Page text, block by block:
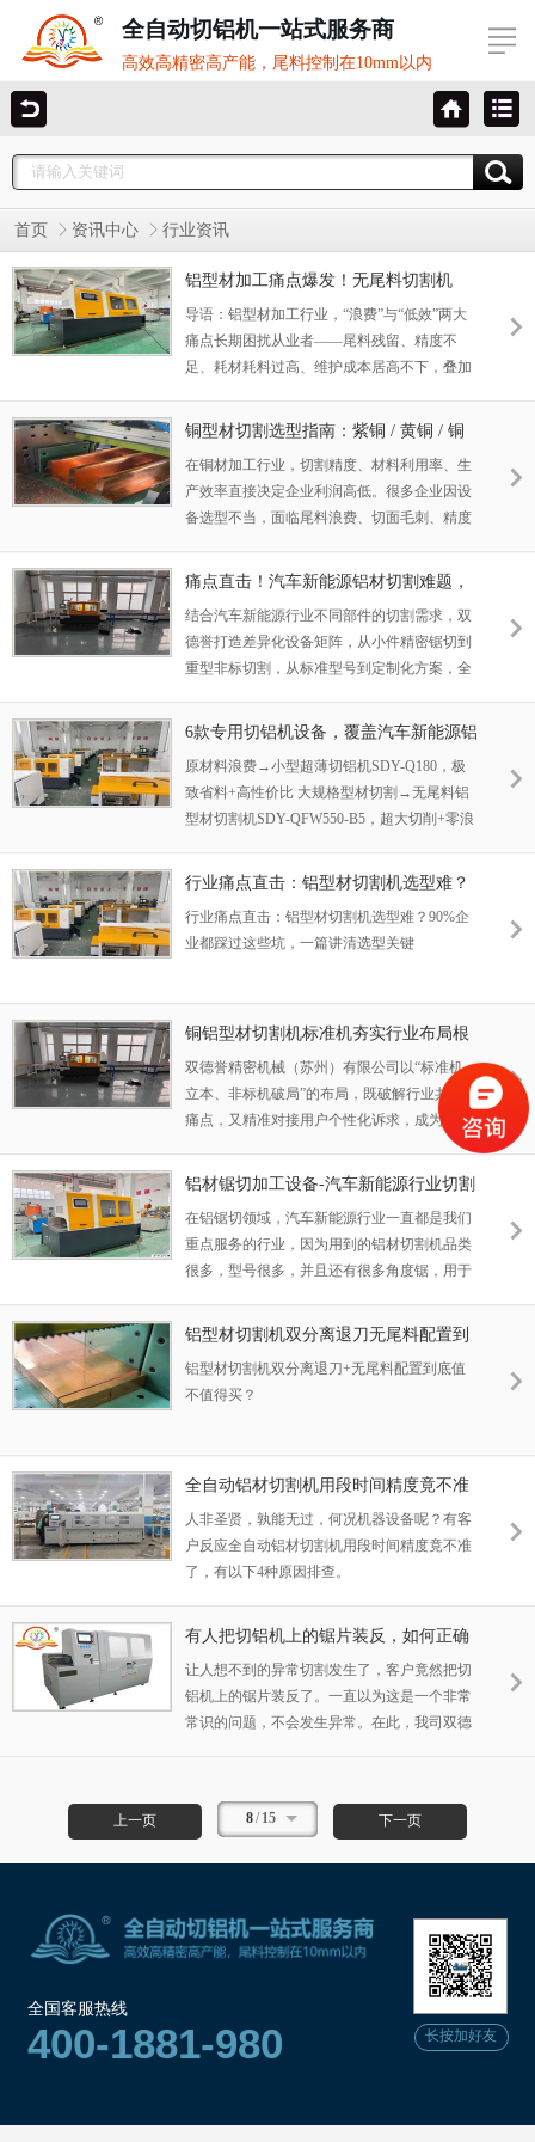
全自动切铝机一站式服务商
高效高精密高产能，尾料控制在10mm以内
首页 资讯中心 行业资讯
铝型材加工痛点爆发！无尾料切割机
SDY-QFW550-B5，凭什么能让厂家“省
料又省心”？
导语：铝型材加工行业，“浪费”与“低效”两大
痛点长期困扰从业者——尾料残留、精度不
足、耗材耗料过高、维护成本居高不下，叠加
厂家陷入“加工越多、损耗越多”的两难。而一
出现，正精准破解行业痛点，重新定义铝型材
高效加工新范式，为何它能被众多厂家称
为“一步到位”的优选设备？
铜型材切割选型指南：紫铜 / 黄铜 / 铜
管怎么选设备？3 款主流机型一次说清
在铜材加工行业，切割精度、材料利用率、生
产效率直接决定企业利润高低。很多企业因设
备选型不当，面临尾料浪费、切面毛刺、精度
在持续 “吃掉” 工厂利润。
痛点直击！汽车新能源铝材切割难题，
双德誉全系列设备给出一站式解决方案
结合汽车新能源行业不同部件的切割需求，双
德誉打造差异化设备矩阵，从小件精密锯切到
重型非标切割，从标准型号到定制化方案，全
6款专用切铝机设备，覆盖汽车新能源铝
型材切割全场景
原材料浪费→小型超薄切铝机SDY-Q180，极
致省料+高性价比 大规格型材切割→无尾料铝
型材切割机SDY-QFW550-B5，超大切削+零浪
+操作便捷 铸件冒口清理→两款专用设备，高
行业痛点直击：铝型材切割机选型难？
90%企业都踩过这些坑，一篇讲清选型
关键
行业痛点直击：铝型材切割机选型难？90%企
业都踩过这些坑，一篇讲清选型关键
铜铝型材切割机标准机夯实行业布局根
基，非标机精准匹配用户个性化诉求
双德誉精密机械（苏州）有限公司以“标准机
立本、非标机破局”的布局，既破解行业共性
痛点，又精准对接用户个性化诉求，成为铝型
铝材锯切加工设备-汽车新能源行业切割
机多款任你选
在铝锯切领域，汽车新能源行业一直都是我们
重点服务的行业，因为用到的铝材切割机品类
很多，型号很多，并且还有很多角度锯，用于
公分的铝配件，大到两米多长的汽车保险杠，
选；
铝型材切割机双分离退刀无尾料配置到
底值不值得买？
铝型材切割机双分离退刀+无尾料配置到底值
不值得买？
全自动铝材切割机用段时间精度竟不准
了，4种原因排查
人非圣贤，孰能无过，何况机器设备呢？有客
户反应全自动铝材切割机用段时间精度竟不准
了，有以下4种原因排查。
有人把切铝机上的锯片装反，如何正确
安装不会反？
让人想不到的异常切割发生了，客户竟然把切
铝机上的锯片装反了。一直以为这是一个非常
常识的问题，不会发生异常。在此，我司双德
上一页 8/ 15 下一页
全国客服热线
400-1881-980 长按加好友